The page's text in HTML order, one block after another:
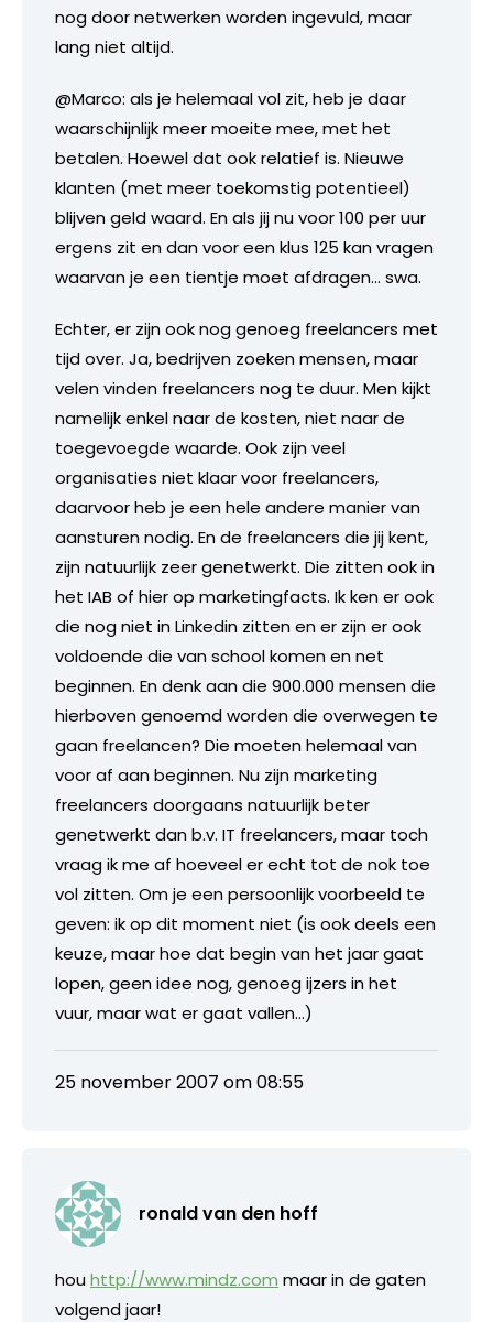
nog door netwerken worden ingevuld, maar
lang niet altijd.
@Marco: als je helemaal vol zit, heb je daar
waarschijnlijk meer moeite mee, met het
betalen. Hoewel dat ook relatief is. Nieuwe
klanten (met meer toekomstig potentieel)
blijven geld waard. En als jij nu voor 100 per uur
ergens zit en dan voor een klus 125 kan vragen
waarvan je een tientje moet afdragen… swa.
Echter, er zijn ook nog genoeg freelancers met
tijd over. Ja, bedrijven zoeken mensen, maar
velen vinden freelancers nog te duur. Men kijkt
namelijk enkel naar de kosten, niet naar de
toegevoegde waarde. Ook zijn veel
organisaties niet klaar voor freelancers,
daarvoor heb je een hele andere manier van
aansturen nodig. En de freelancers die jij kent,
zijn natuurlijk zeer genetwerkt. Die zitten ook in
het IAB of hier op marketingfacts. Ik ken er ook
die nog niet in Linkedin zitten en er zijn er ook
voldoende die van school komen en net
beginnen. En denk aan die 900.000 mensen die
hierboven genoemd worden die overwegen te
gaan freelancen? Die moeten helemaal van
voor af aan beginnen. Nu zijn marketing
freelancers doorgaans natuurlijk beter
genetwerkt dan b.v. IT freelancers, maar toch
vraag ik me af hoeveel er echt tot de nok toe
vol zitten. Om je een persoonlijk voorbeeld te
geven: ik op dit moment niet (is ook deels een
keuze, maar hoe dat begin van het jaar gaat
lopen, geen idee nog, genoeg ijzers in het
vuur, maar wat er gaat vallen…)
25 november 2007 om 08:55
ronald van den hoff
houhttp://www.mindz.com maar in de gaten
volgend jaar!